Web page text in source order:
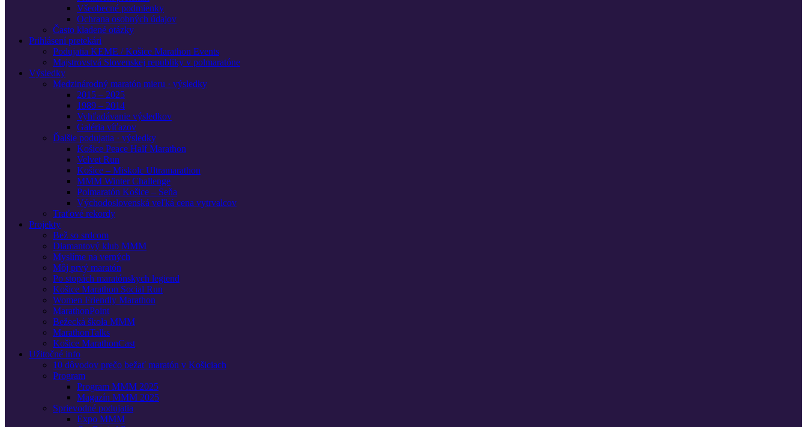
Všeobecné podmienky
Ochrana osobných údajov
Často kladené otázky
Prihlásení pretekári
Podujatia KEME / Košice Marathon Events
Majstrovstvá Slovenskej republiky v polmaratóne
Výsledky
Medzinárodný maratón mieru · výsledky
2015 – 2025
1989 – 2014
Vyhľadávanie výsledkov
Galéria víťazov
Ďalšie podujatia · výsledky
Košice Peace Half Marathon
Velvet Run
Košice – Miskolc Ultramarathon
MMM Winter Challenge
Polmaratón Košice – Seňa
Východoslovenská veľká cena vytrvalcov
Traťové rekordy
Projekty
Bež so srdcom
Diamantový klub MMM
Myslíme na verných
Môj prvý maratón
Po stopách maratónskych legiend
Košice Marathon Social Run
Women Friendly Marathon
MarathonPoint
Bežecká škola MMM
MarathonTalks
Košice MarathonCast
Užitočné info
10 dôvodov prečo bežať maratón v Košiciach
Program
Program MMM 2025
Magazín MMM 2025
Sprievodné podujatia
Expo MMM